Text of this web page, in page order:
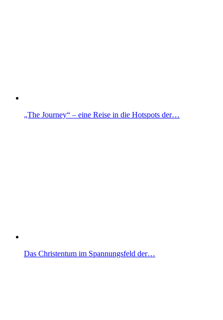
„The Journey“ – eine Reise in die Hotspots der…
Das Christentum im Spannungsfeld der…